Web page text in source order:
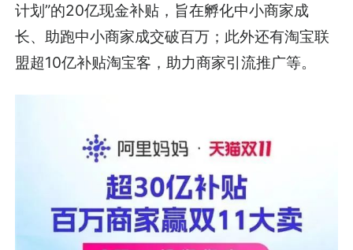
计划”的20亿现金补贴，旨在孵化中小商家成
长、助跑中小商家成交破百万；此外还有淘宝联
盟超10亿补贴淘宝客，助力商家引流推广等。